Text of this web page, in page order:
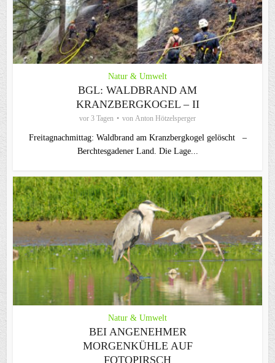
Natur & Umwelt
BGL: WALDBRAND AM
KRANZBERGKOGEL – II
vor 3 Tagen von Anton Hötzelsperger
Freitagnachmittag: Waldbrand am Kranzbergkogel gelöscht –
Berchtesgadener Land. Die Lage...
Natur & Umwelt
BEI ANGENEHMER
MORGENKÜHLE AUF
FOTOPIRSCH